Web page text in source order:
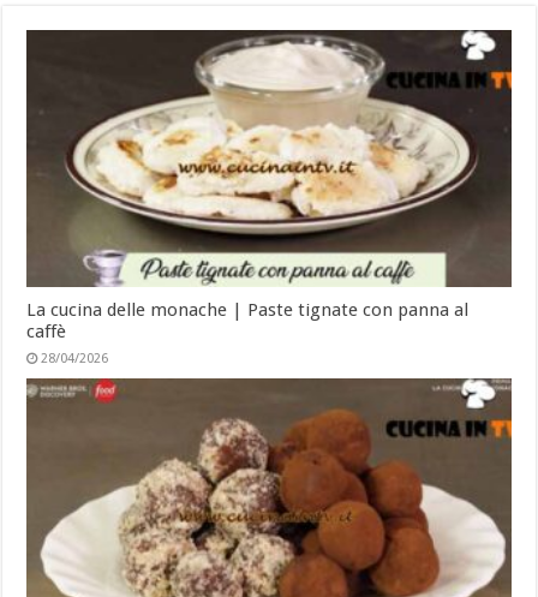
La cucina delle monache | Paste tignate con panna al
caffè
28/04/2026